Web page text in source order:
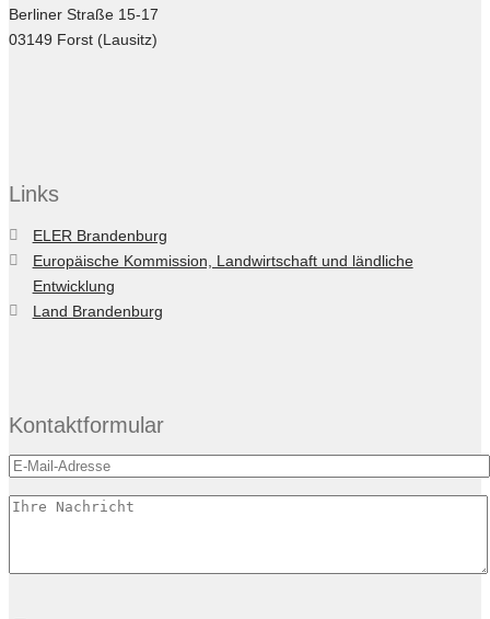
Berliner Straße 15-17
03149 Forst (Lausitz)
Links
ELER Brandenburg
Europäische Kommission, Landwirtschaft und ländliche
Entwicklung
Land Brandenburg
Kontaktformular